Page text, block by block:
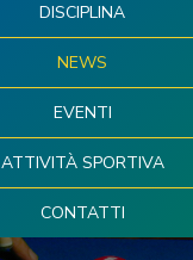
DISCIPLINA
NEWS
EVENTI
ATTIVITÀ SPORTIVA
CONTATTI